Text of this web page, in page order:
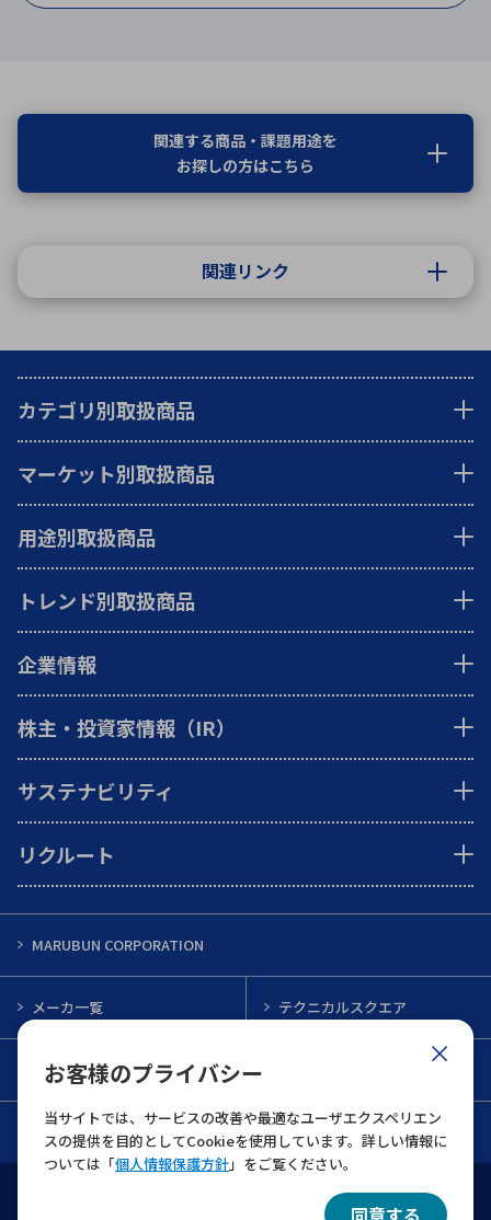
お客様のプライバシー
当サイトでは、サービスの改善や最適なユーザエクスペリエン
スの提供を目的としてCookieを使用しています。詳しい情報に
ついては「個人情報保護方針」をご覧ください。
同意する
関連する商品・課題用途を
お探しの方はこちら
関連リンク
カテゴリ別取扱商品
マーケット別取扱商品
用途別取扱商品
トレンド別取扱商品
企業情報
株主・投資家情報（IR）
サステナビリティ
リクルート
MARUBUN CORPORATION
メーカ一覧 テクニカルスクエア
インフォメーション
お問い合わせ
個人情報保護について